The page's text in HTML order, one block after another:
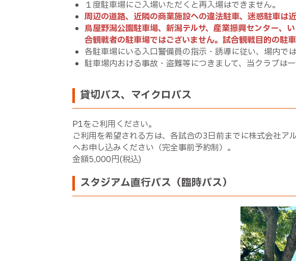
１度駐車場にご入場いただくと再入場はできません。
周辺の道路、近隣の商業施設への違法駐車、迷惑駐車は
鳥屋野潟公園駐車場、新潟テルサ、産業振興センター、
合観戦者の駐車場ではございません。試合観戦目的の駐
各駐車場にいる入口警備員の指示・誘導に従い、場内で
駐車場内おける事故・盗難等につきまして、当クラブは
貸切バス、マイクロバス
P1をご利用ください。
ご利用を希望される方は、各試合の3日前までに株式会社
へお申し込みください（完全事前予約制）。
金額5,000円(税込)
スタジアム直行バス（臨時バス）